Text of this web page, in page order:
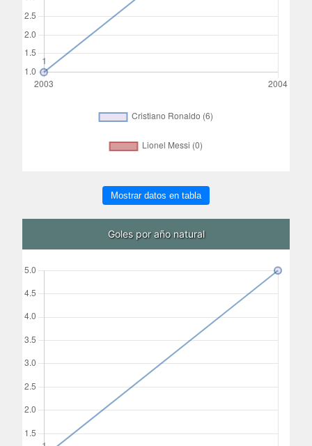
Mostrar datos en tabla
Goles por año natural